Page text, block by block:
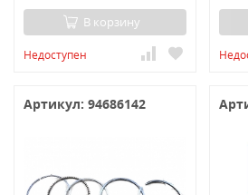
В корзину
Недоступен
Артикул: 94686142